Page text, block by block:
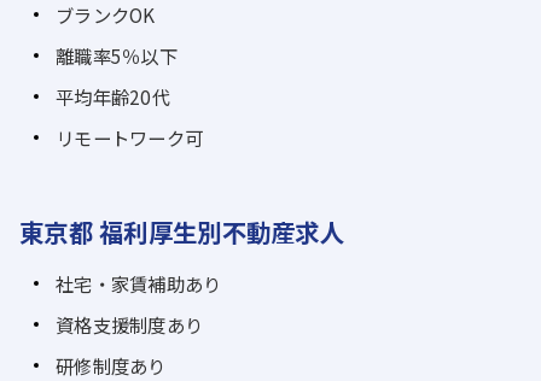
ブランクOK
離職率5％以下
平均年齢20代
リモートワーク可
東京都 福利厚生別不動産求人
社宅・家賃補助あり
資格支援制度あり
研修制度あり